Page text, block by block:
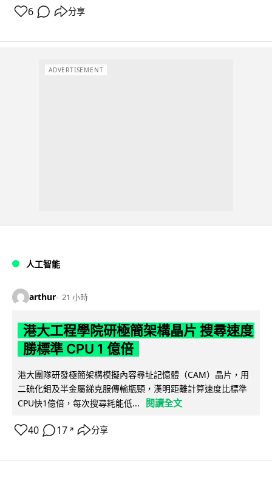
6 分享
ADVERTISEMENT
人工智能
arthur 21 小時
港大工程學院研極簡架構晶片 搜尋速度
勝標準 CPU 1 億倍
港大團隊研發極簡架構模擬內容尋址記憶體（CAM）晶片，用
二硫化鉬及半金屬銻克服傳輸瓶頸，漢明距離計算速度比標準
CPU快1億倍，每次搜尋耗能低...
閱讀全文
40 17 ↗ 分享